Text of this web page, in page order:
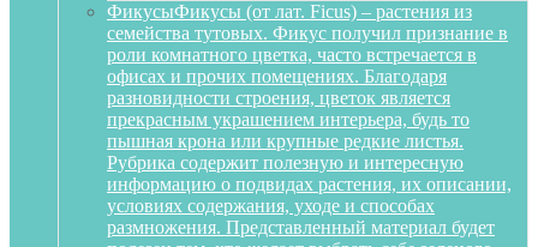
ФикусыФикусы (от лат. Ficus) – растения из
семейства тутовых. Фикус получил признание в
роли комнатного цветка, часто встречается в
офисах и прочих помещениях. Благодаря
разновидности строения, цветок является
прекрасным украшением интерьера, будь то
пышная крона или крупные редкие листья.
Рубрика содержит полезную и интересную
информацию о подвидах растения, их описании,
условиях содержания, уходе и способах
размножения. Представленный материал будет